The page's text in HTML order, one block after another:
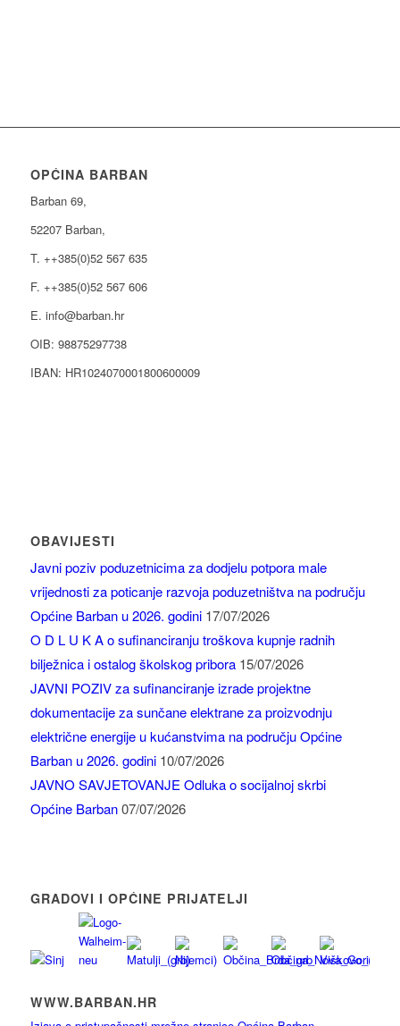
OPĆINA BARBAN
Barban 69,
52207 Barban,
T. ++385(0)52 567 635
F. ++385(0)52 567 606
E. info@barban.hr
OIB: 98875297738
IBAN: HR1024070001800600009
OBAVIJESTI
Javni poziv poduzetnicima za dodjelu potpora male
vrijednosti za poticanje razvoja poduzetništva na području
Općine Barban u 2026. godini 17/07/2026
O D L U K A o sufinanciranju troškova kupnje radnih
bilježnica i ostalog školskog pribora 15/07/2026
JAVNI POZIV za sufinanciranje izrade projektne
dokumentacije za sunčane elektrane za proizvodnju
električne energije u kućanstvima na području Općine
Barban u 2026. godini 10/07/2026
JAVNO SAVJETOVANJE Odluka o socijalnoj skrbi
Općine Barban 07/07/2026
GRADOVI I OPĆINE PRIJATELJI
WWW.BARBAN.HR